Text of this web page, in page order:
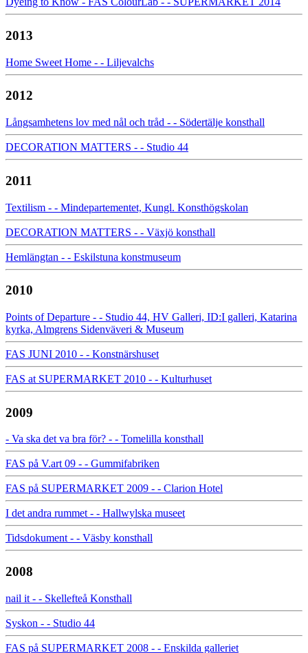
2013
Home Sweet Home - - Liljevalchs
2012
Långsamhetens lov med nål och tråd - - Södertälje konsthall
DECORATION MATTERS - - Studio 44
2011
Textilism - - Mindepartementet, Kungl. Konsthögskolan
DECORATION MATTERS - - Växjö konsthall
Hemlängtan - - Eskilstuna konstmuseum
2010
Points of Departure - - Studio 44, HV Galleri, ID:I galleri, Katarina
kyrka, Almgrens Sidenväveri & Museum
FAS JUNI 2010 - - Konstnärshuset
FAS at SUPERMARKET 2010 - - Kulturhuset
2009
- Va ska det va bra för? - - Tomelilla konsthall
FAS på V.art 09 - - Gummifabriken
FAS på SUPERMARKET 2009 - - Clarion Hotel
I det andra rummet - - Hallwylska museet
Tidsdokument - - Väsby konsthall
2008
nail it - - Skellefteå Konsthall
Syskon - - Studio 44
FAS på SUPERMARKET 2008 - - Enskilda galleriet